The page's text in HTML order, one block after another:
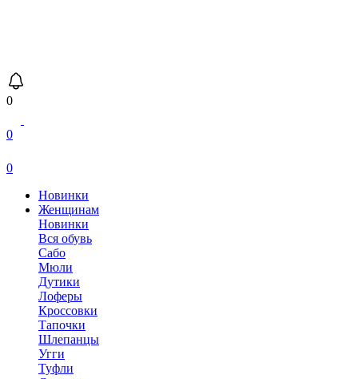
0
0
0
Новинки
Женщинам
Новинки
Вся обувь
Сабо
Мюли
Дутики
Лоферы
Кроссовки
Тапочки
Шлепанцы
Угги
Туфли